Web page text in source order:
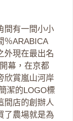
間有一間小小
％ARABICA
外現在最出名
幕，在京都
欣賞嵐山河岸
潔的LOGO標
間店的創辦人
了農場就是為